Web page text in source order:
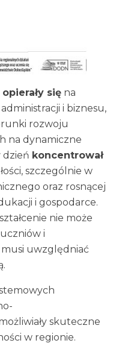
opierały się na
i biznesu,
rozwoju
na dynamiczne
dzień koncentrował
szczególnie w
oraz rosnącej
i gospodarce.
nie może
i
uwzględniać
skuteczne
w regionie.